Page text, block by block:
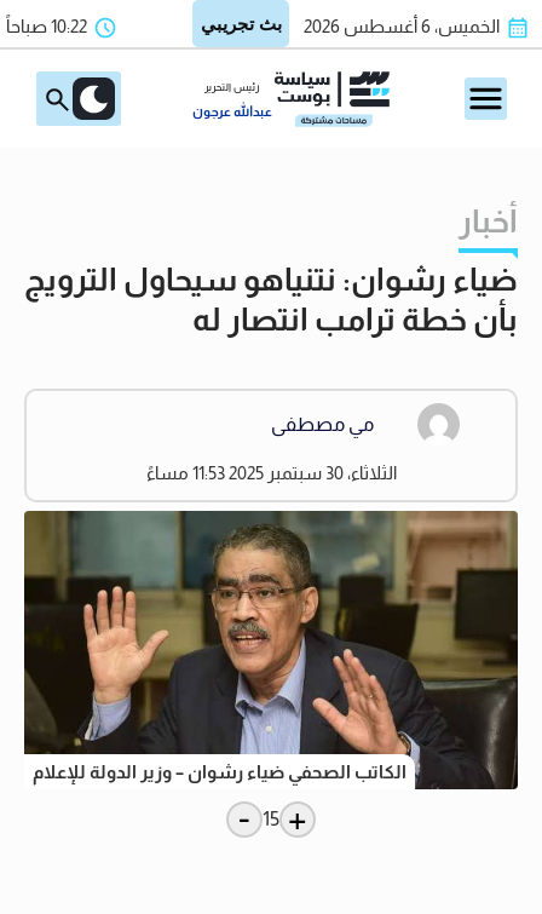
الخميس، 6 أغسطس 2026 10:22 صباحاً
رئيس التحرير
عبدالله عرجون
أخبار
ضياء رشوان: نتنياهو سيحاول الترويج
بأن خطة ترامب انتصار له
مي مصطفى
الثلاثاء، 30 سبتمبر 2025 11:53 مساءً
الكاتب الصحفي ضياء رشوان – وزير الدولة للإعلام
+
15
-